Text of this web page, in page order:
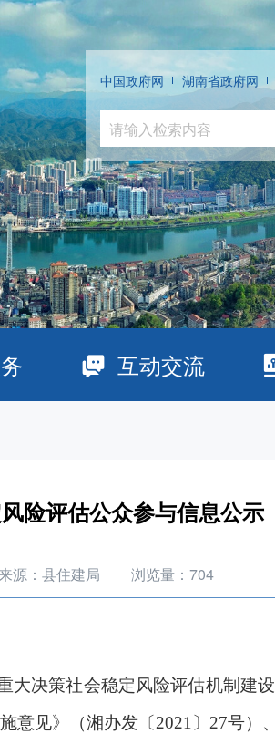
中国政府网 湖南省政府网
互动交流
险评估公众参与信息公示
源：县住建局 浏览量： 704
大决策社会稳定风险评估机制建
意见》（湘办发〔 2021〕27号）